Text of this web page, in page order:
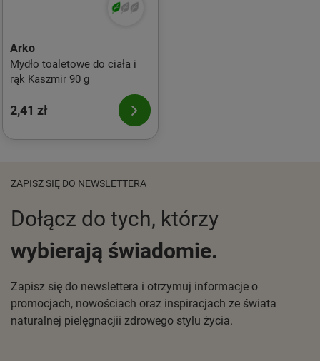
Arko
Mydło toaletowe do ciała i
rąk Kaszmir 90 g
2,41 zł
ZAPISZ SIĘ DO NEWSLETTERA
Dołącz do tych, którzy
wybierają świadomie.
Zapisz się do newslettera i otrzymuj informacje o
promocjach, nowościach oraz inspiracjach ze świata
naturalnej pielęgnacjii zdrowego stylu życia.